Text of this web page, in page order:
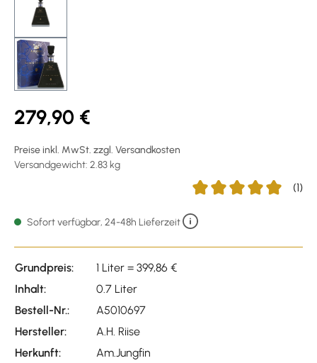
279,90 €
Preise inkl. MwSt. zzgl. Versandkosten
Versandgewicht: 2.83 kg
(1)
Sofort verfügbar, 24-48h Lieferzeit
Grundpreis:
1 Liter = 399,86 €
Inhalt:
0.7 Liter
Bestell-Nr.:
A5010697
Hersteller:
A.H. Riise
Herkunft:
Am.Jungfin